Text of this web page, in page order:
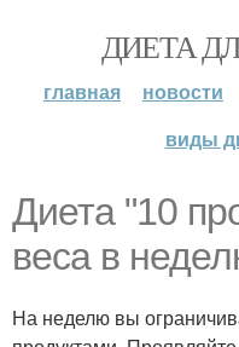
ДИЕТА
главная новости
виды
Диета "10
веса в
На неделю вы